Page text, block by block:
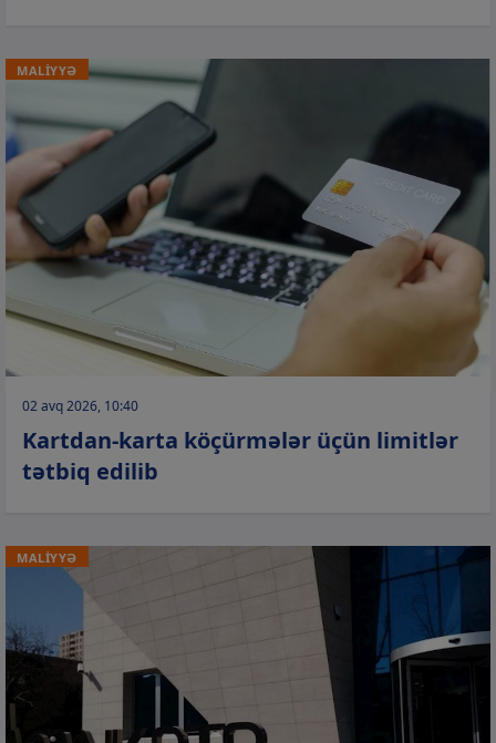
MALİYYƏ
02 avq 2026, 10:40
Kartdan-karta köçürmələr üçün limitlər
tətbiq edilib
MALİYYƏ